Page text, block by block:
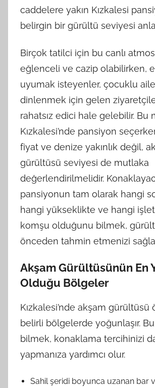
caddelere yakın Kızkalesi
belirgin bir gürültü seviyesi
Birçok tatilci için bu canlı
eğlenceli ve cazip olabilirken,
uyumak isteyenler, çocuklu
dinlenmek için gelen
rahatsız edici hale gelebilir. Bu
Kızkalesi’nde pansiyon
fiyat ve denize yakınlık değil,
gürültüsü seviyesi de mutlaka
değerlendirilmelidir.
pansiyonun tam olarak hangi
hangi yükseklikte ve hangi
komşu olduğunu bilmek,
önceden tahmin etmenizi
Akşam Gürültüsünün En
Olduğu Bölgeler
Kızkalesi’nde akşam gürültüsü
belirli bölgelerde yoğunlaşır.
bilmek, konaklama tercihinizi
yapmanıza yardımcı olur.
Sahil şeridi boyunca uzanan bar